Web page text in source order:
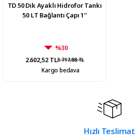
TD 50 Dik Ayaklı Hidrofor Tankı
50 LT Bağlantı Çapı 1''
%30
2.602,52 TL3.717,88 TL
Kargo bedava
Hızlı Teslimat